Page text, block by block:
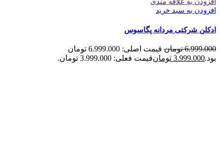
افزودن به علاقه مندی
افزودن به سبد خرید
ادکلن شرکتی مردانه پگاسوس
6.999.000 تومان
قیمت اصلی: 6.999.000 تومان
بود.3.999.000 تومانقیمت فعلی: 3.999.000 تومان.